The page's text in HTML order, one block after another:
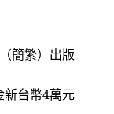
簡繁）出版
台幣4萬元